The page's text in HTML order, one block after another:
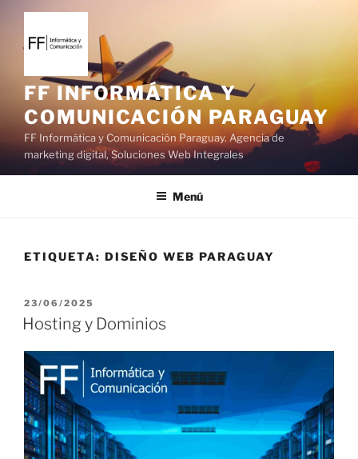
l
FF INFORMÁTICA Y
COMUNICACIÓN PARAGUAY
FF Informática y Comunicación Paraguay. Agencia de
marketing digital, Soluciones Web Integrales
Menú
ETIQUETA: DISEÑO WEB PARAGUAY
P
U
B
C
A
D
O
E
L
23/06/2025
Hosting y Dominios